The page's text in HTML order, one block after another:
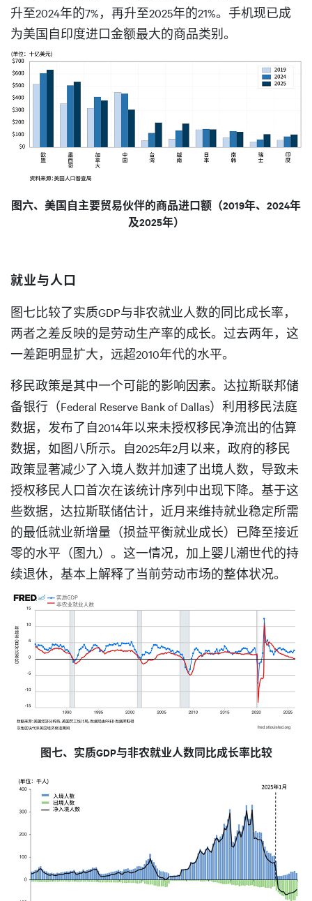
升至2024年的7%，再升至2025年的21%。手机现已成
为美国自印度进口金额最大的商品类别。
图六、美国自主要贸易伙伴的商品进口额（2019年、2024年
及2025年）
就业与人口
图七比较了实质GDP与非农就业人数的同比成长率，
两者之差反映的是劳动生产率的成长。过去两年，这
一差距明显扩大，远超2010年代的水平。
移民政策是其中一个可能的影响因素。达拉斯联邦储
备银行（Federal Reserve Bank of Dallas）利用移民法庭
数据，发布了自2014年以来未授权移民净流出的估算
数据，如图八所示。自2025年2月以来，政府的移民
政策显著减少了入境人数并加速了出境人数，导致未
授权移民人口首次在该统计序列中出现下降。基于这
些数据，达拉斯联储估计，近月来维持就业稳定所需
的最低就业新增量（损益平衡就业成长）已降至接近
零的水平（图九）。这一情况，加上婴儿潮世代的持
续退休，基本上解释了当前劳动市场的整体状况。
图七、实质GDP与非农就业人数同比成长率比较